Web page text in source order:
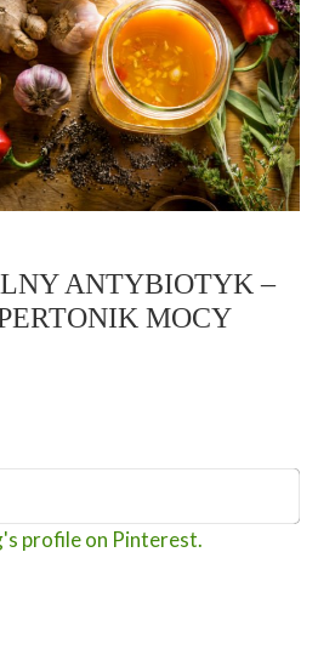
ANTYBIOTYK –
MOCY
profile on Pinterest.